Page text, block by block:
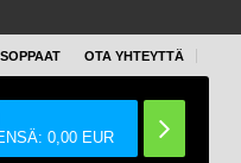
OTA YHTEYTTÄ
0,00 EUR